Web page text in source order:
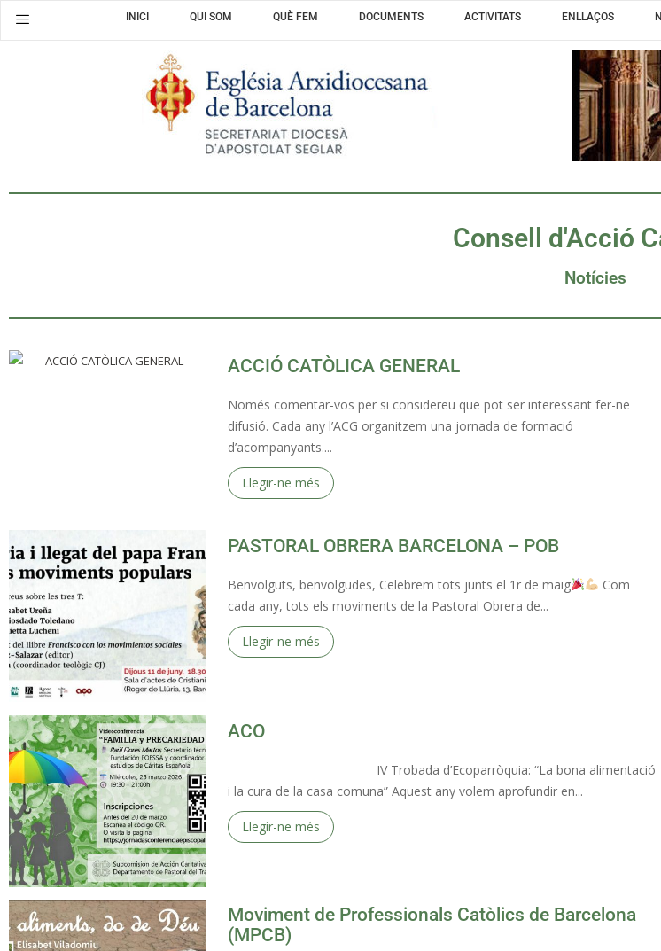
INICI QUI SOM QUÈ FEM DOCUMENTS ACTIVITATS ENLLAÇOS
Consell d'Acció
Notícies
ACCIÓ CATÒLICA GENERAL
Només comentar-vos per si considereu que pot ser interessant fer-ne
difusió. Cada any l’ACG organitzem una jornada de formació
d’acompanyants....
Llegir-ne més
PASTORAL OBRERA BARCELONA – POB
Benvolguts, benvolgudes, Celebrem tots junts el 1r de maig
Com
cada any, tots els moviments de la Pastoral Obrera de...
Llegir-ne més
ACO
__________________________ IV Trobada d’Ecoparròquia: “La bona alimentació
i la cura de la casa comuna” Aquest any volem aprofundir en...
Llegir-ne més
Moviment de Professionals Catòlics de Barcelona
(MPCB)